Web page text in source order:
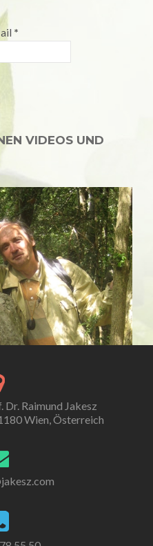
*
VIDEOS UND
Raimund Jakesz
Wien, Österreich